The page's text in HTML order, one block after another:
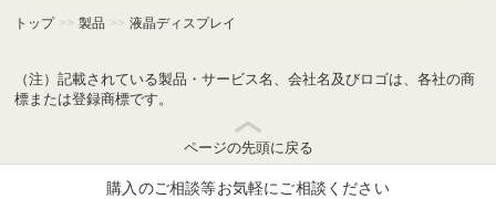
トップ >> 製品 >> 液晶ディスプレイ
（注）記載されている製品・サービス名、会社名及びロゴは、各社の商
標または登録商標です。
ページの先頭に戻る
購入のご相談等お気軽にご相談ください